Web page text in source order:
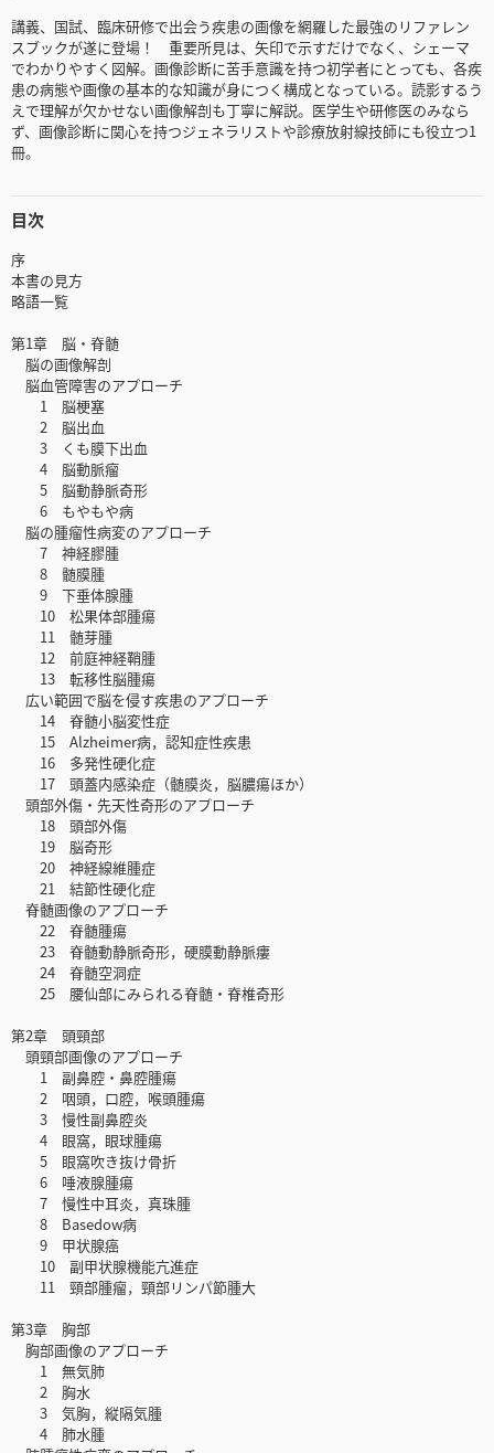
講義、国試、臨床研修で出会う疾患の画像を網羅した最強のリファレン
スブックが遂に登場！ 重要所見は、矢印で示すだけでなく、シェーマ
でわかりやすく図解。画像診断に苦手意識を持つ初学者にとっても、各疾
患の病態や画像の基本的な知識が身につく構成となっている。読影するう
えで理解が欠かせない画像解剖も丁寧に解説。医学生や研修医のみなら
ず、画像診断に関心を持つジェネラリストや診療放射線技師にも役立つ1
冊。
目次
序
本書の見方
略語一覧
第1章 脳・脊髄
脳の画像解剖
脳血管障害のアプローチ
1 脳梗塞
2 脳出血
3 くも膜下出血
4 脳動脈瘤
5 脳動静脈奇形
6 もやもや病
脳の腫瘤性病変のアプローチ
7 神経膠腫
8 髄膜腫
9 下垂体腺腫
10 松果体部腫瘍
11 髄芽腫
12 前庭神経鞘腫
13 転移性脳腫瘍
広い範囲で脳を侵す疾患のアプローチ
14 脊髄小脳変性症
15 Alzheimer病，認知症性疾患
16 多発性硬化症
17 頭蓋内感染症（髄膜炎，脳膿瘍ほか）
頭部外傷・先天性奇形のアプローチ
18 頭部外傷
19 脳奇形
20 神経線維腫症
21 結節性硬化症
脊髄画像のアプローチ
22 脊髄腫瘍
23 脊髄動静脈奇形，硬膜動静脈瘻
24 脊髄空洞症
25 腰仙部にみられる脊髄・脊椎奇形
第2章 頭頸部
頭頸部画像のアプローチ
1 副鼻腔・鼻腔腫瘍
2 咽頭，口腔，喉頭腫瘍
3 慢性副鼻腔炎
4 眼窩，眼球腫瘍
5 眼窩吹き抜け骨折
6 唾液腺腫瘍
7 慢性中耳炎，真珠腫
8 Basedow病
9 甲状腺癌
10 副甲状腺機能亢進症
11 頸部腫瘤，頸部リンパ節腫大
第3章 胸部
胸部画像のアプローチ
1 無気肺
2 胸水
3 気胸，縦隔気腫
4 肺水腫